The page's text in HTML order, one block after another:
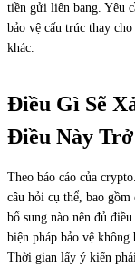
tiền gửi liên bang. Yêu
bảo vệ cấu trúc thay
khác.
Điều Gì Sẽ
Điều Này
Theo báo cáo của
câu hỏi cụ thể, bao
bổ sung nào nên đủ
biện pháp bảo vệ
Thời gian lấy ý kiến